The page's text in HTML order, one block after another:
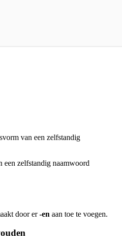
van een zelfstandig
zelfstandig naamwoord
door er-en aan toe te voegen.